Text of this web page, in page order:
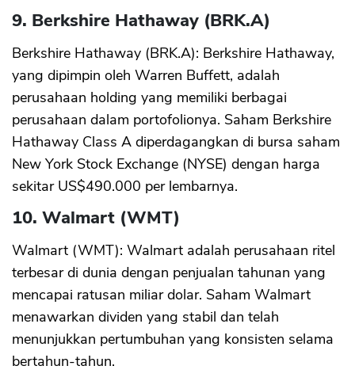
9. Berkshire Hathaway (BRK.A)
Berkshire Hathaway (BRK.A): Berkshire Hathaway,
yang dipimpin oleh Warren Buffett, adalah
perusahaan holding yang memiliki berbagai
perusahaan dalam portofolionya. Saham Berkshire
Hathaway Class A diperdagangkan di bursa saham
New York Stock Exchange (NYSE) dengan harga
sekitar US$490.000 per lembarnya.
10. Walmart (WMT)
Walmart (WMT): Walmart adalah perusahaan ritel
terbesar di dunia dengan penjualan tahunan yang
mencapai ratusan miliar dolar. Saham Walmart
menawarkan dividen yang stabil dan telah
menunjukkan pertumbuhan yang konsisten selama
bertahun-tahun.